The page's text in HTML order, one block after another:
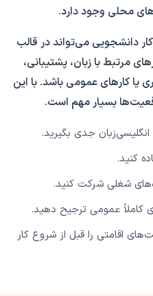
محلی وجود دارد.
دانشجویی می‌تواند در قالب
مرتبط با زبان، پشتیبانی،
کارهای عمومی باشد. با این
بسیار مهم است.
انگلیسی‌زبان جدی بگیرید.
کنید.
شغلی شرکت کنید.
کاملاً عمومی ترجیح دهید.
اقامتی را قبل از شروع کار